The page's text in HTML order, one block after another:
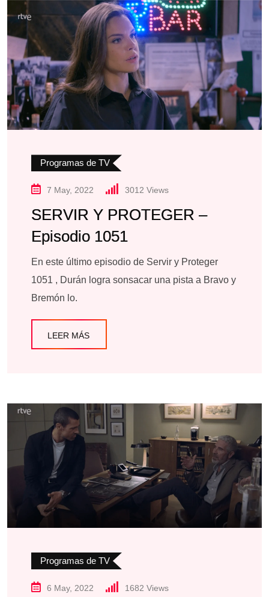
Programas de TV
7 May, 2022 3012 Views
SERVIR Y PROTEGER –
Episodio 1051
En este último episodio de Servir y Proteger
1051 , Durán logra sonsacar una pista a Bravo y
Bremón lo.
LEER MÁS
Programas de TV
6 May, 2022 1682 Views